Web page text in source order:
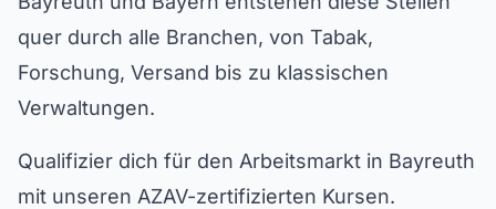
quer durch alle Branchen, von Tabak,
Forschung, Versand bis zu klassischen
Verwaltungen.
Qualifizier dich für den Arbeitsmarkt in Bayreuth
mit unseren AZAV-zertifizierten Kursen.